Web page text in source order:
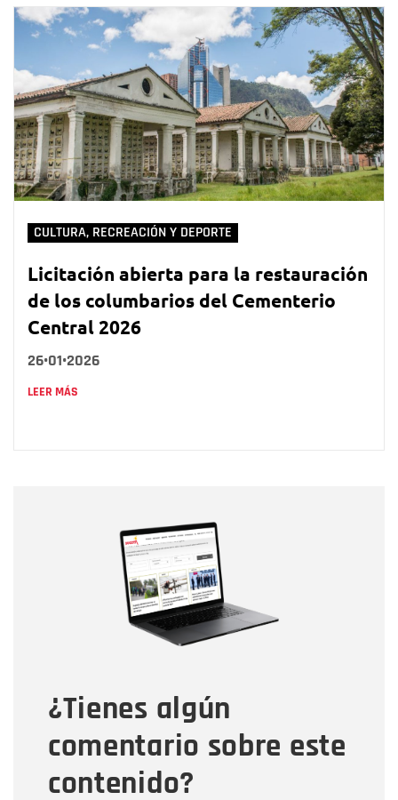
CULTURA, RECREACIÓN Y DEPORTE
Licitación abierta para la restauración
de los columbarios del Cementerio
Central 2026
26•01•2026
LEER MÁS
¿Tienes algún
comentario sobre este
contenido?
Correo electrónico
Tipo de comentario
Mensaje